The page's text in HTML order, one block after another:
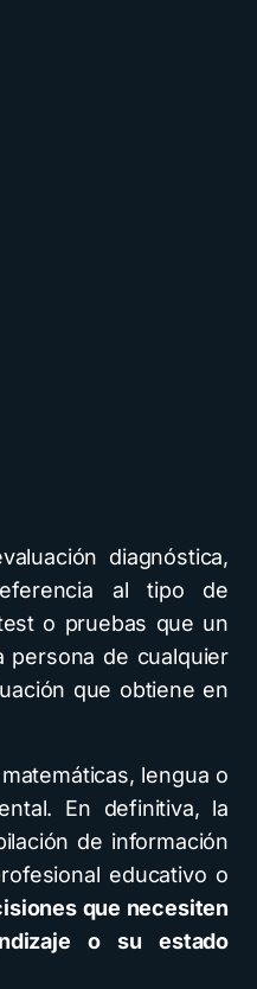
diagnóstica,
al tipo de
o pruebas que un
persona de cualquier
que obtiene en
lengua o
En definitiva, la
de información
educativo o
que necesiten
o su estado